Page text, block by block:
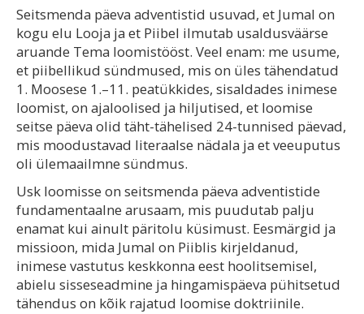
Seitsmenda päeva adventistid usuvad, et Jumal on
kogu elu Looja ja et Piibel ilmutab usaldusväärse
aruande Tema loomistööst. Veel enam: me usume,
et piibellikud sündmused, mis on üles tähendatud
1. Moosese 1.–11. peatükkides, sisaldades inimese
loomist, on ajaloolised ja hiljutised, et loomise
seitse päeva olid täht-tähelised 24-tunnised päevad,
mis moodustavad literaalse nädala ja et veeuputus
oli ülemaailmne sündmus.
Usk loomisse on seitsmenda päeva adventistide
fundamentaalne arusaam, mis puudutab palju
enamat kui ainult päritolu küsimust. Eesmärgid ja
missioon, mida Jumal on Piiblis kirjeldanud,
inimese vastutus keskkonna eest hoolitsemisel,
abielu sisseseadmine ja hingamispäeva pühitsetud
tähendus on kõik rajatud loomise doktriinile.